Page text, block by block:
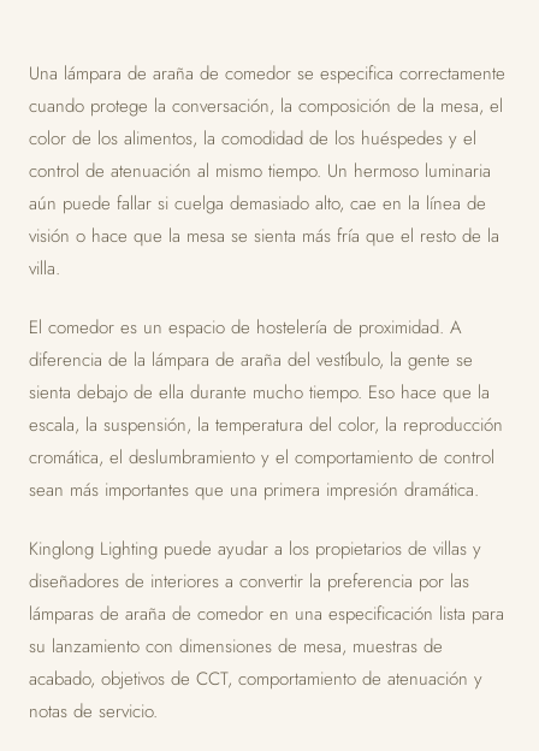
Una lámpara de araña de comedor se especifica correctamente
cuando protege la conversación, la composición de la mesa, el
color de los alimentos, la comodidad de los huéspedes y el
control de atenuación al mismo tiempo. Un hermoso luminaria
aún puede fallar si cuelga demasiado alto, cae en la línea de
visión o hace que la mesa se sienta más fría que el resto de la
villa.
El comedor es un espacio de hostelería de proximidad. A
diferencia de la lámpara de araña del vestíbulo, la gente se
sienta debajo de ella durante mucho tiempo. Eso hace que la
escala, la suspensión, la temperatura del color, la reproducción
cromática, el deslumbramiento y el comportamiento de control
sean más importantes que una primera impresión dramática.
Kinglong Lighting puede ayudar a los propietarios de villas y
diseñadores de interiores a convertir la preferencia por las
lámparas de araña de comedor en una especificación lista para
su lanzamiento con dimensiones de mesa, muestras de
acabado, objetivos de CCT, comportamiento de atenuación y
notas de servicio.